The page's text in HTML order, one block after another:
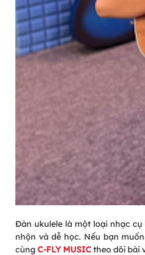
Đàn ukulele là một loại nhạc
nhộn và dễ học. Nếu bạn
cùng C-FLY MUSIC theo dõi bài